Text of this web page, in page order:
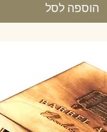
הוספה לסל